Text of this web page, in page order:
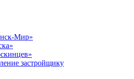
Мир»
застройщику